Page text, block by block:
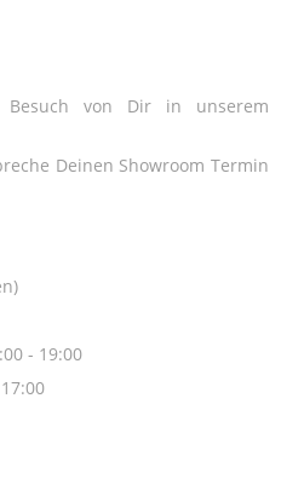
von Dir in unserem
Deinen Showroom Termin
- 19:00